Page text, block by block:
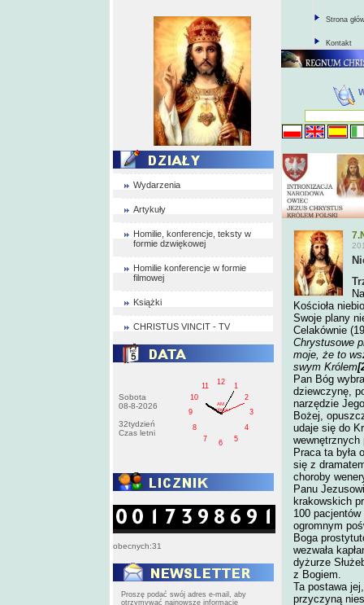
Wydarzenia
Artykuły
Homilie, konferencje, teksty w
formie dzwiękowej
Homilie konferencje w formie
filmowej
Książki
CHRISTUS VINCIT - TV
Sobota
08-8-2026
32tydzień
Czas letni
1
2
3
4
5
6
7
8
9
10
11
12
AM
sobota
obecnych:31
Proszę podać swój adres e-mail, aby
otrzymywać najnowsze informacje
Strona
Kontakt
Kościoła
Swoje plany
Celakównie
Chrystusowe
moje, że to
swym Królem
Pan Bóg
dziewczynę,
narzędzie
Bożej,
udaje się do
wewnętrznych
Praca ta była
się z
choroby
Panu
krakowskich
100
ogromnym
Boga
wezwała
dyżurze
z Bogiem.
Ta postawa
przyczyną